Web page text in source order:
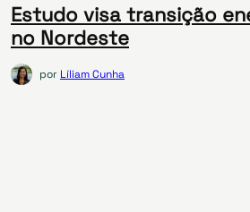
Estudo visa transição
no Nordeste
por Líliam Cunha